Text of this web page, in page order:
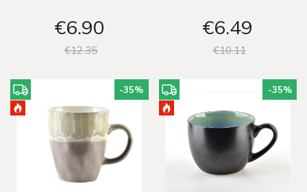
€6 90
€1235
€6 49
€1011
-35% -35%